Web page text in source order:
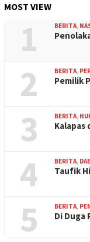
MOST VIEW
1 BERITA,
2 BERITA,
Pemilik
3 BERITA,
4 BERITA,
Taufik
5 BERITA,
Di Duga